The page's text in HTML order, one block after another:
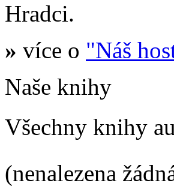
Hradci.
» více o "Náš
Naše knihy
Všechny knihy
(nenalezena